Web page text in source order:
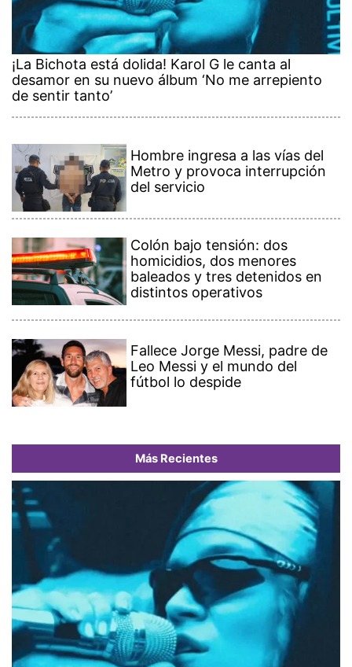
¡La Bichota está dolida! Karol G le canta al
desamor en su nuevo álbum ‘No me arrepiento
de sentir tanto’
Hombre ingresa a las vías del
Metro y provoca interrupción
del servicio
Colón bajo tensión: dos
homicidios, dos menores
baleados y tres detenidos en
distintos operativos
Fallece Jorge Messi, padre de
Leo Messi y el mundo del
fútbol lo despide
Más Recientes